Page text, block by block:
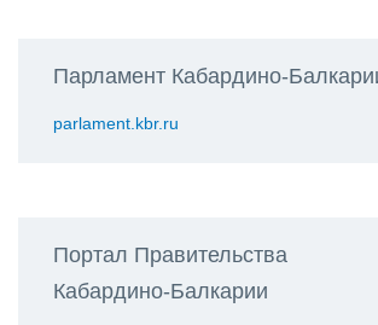
Парламент Кабардино-
parlament.kbr.ru
Портал Правительства
Кабардино-Балкарии